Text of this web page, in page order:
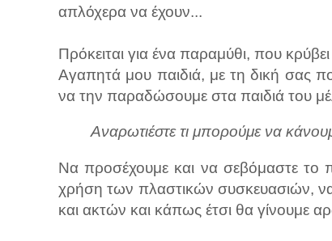
απλόχερα να έχουν...
Πρόκειται για ένα παραμύθι, που
Αγαπητά μου παιδιά, με τη δική σας
να την παραδώσουμε στα παιδιά του
Αναρωτιέστε τι μπορούμε να
Να προσέχουμε και να σεβόμαστε το
χρήση των πλαστικών συσκευασιών,
και ακτών και κάπως έτσι θα γίνουμε